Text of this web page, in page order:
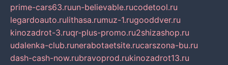
prime-cars63.ruun-believable.rucodetool.ru
legardoauto.rulithasa.rumuz-1.rugooddver.ru
kinozadrot-3.ruqr-plus-promo.ru2shizashop.ru
udalenka-club.runerabotaetsite.rucarszona-bu.ru
dash-cash-now.rubravoprod.rukinozadrot13.ru